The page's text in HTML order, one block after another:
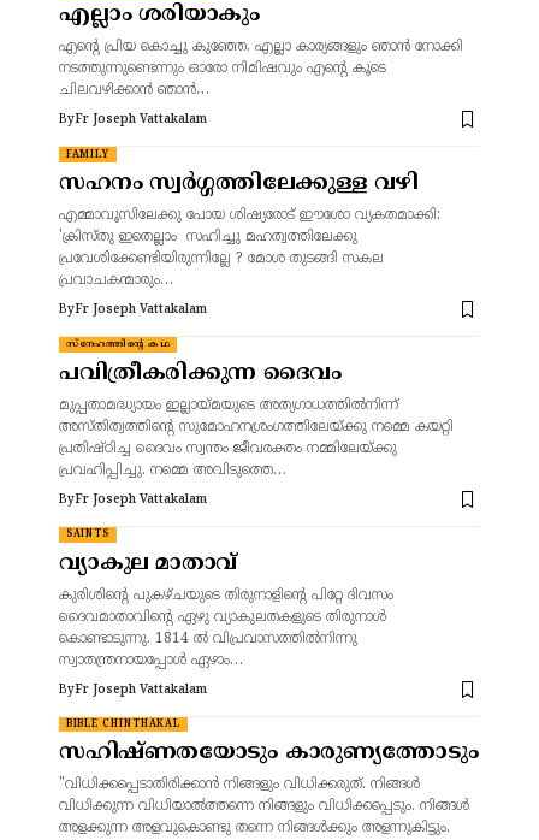
എല്ലാം ശരിയാകും
എന്റെ പ്രിയ കൊച്ചു കുഞ്ഞേ, എല്ലാ കാര്യങ്ങളും ഞാൻ നോക്കി
നടത്തുന്നുണ്ടെന്നും ഓരോ നിമിഷവും എന്റെ കൂടെ
ചിലവഴിക്കാൻ ഞാൻ…
ByFr Joseph Vattakalam
FAMILY
സഹനം സ്വർഗ്ഗത്തിലേക്കുള്ള വഴി
എമ്മാവൂസിലേക്കു പോയ ശിഷ്യരോട് ഈശോ വ്യകതമാക്കി:
'ക്രിസ്തു ഇതെല്ലാം സഹിച്ചു മഹത്വത്തിലേക്കു
പ്രവേശിക്കേണ്ടിയിരുന്നില്ലേ ? മോശ തുടങ്ങി സകല
പ്രവാചകന്മാരും…
ByFr Joseph Vattakalam
സ്നേഹത്തിന്റെ കഥ
പവിത്രീകരിക്കുന്ന ദൈവം
മുപ്പതാമദ്ധ്യായം ഇല്ലായ്മയുടെ അത്യഗാധത്തിൽനിന്ന്
അസ്തിത്വത്തിന്റെ സുമോഹനശ്രംഗത്തിലേയ്ക്കു നമ്മെ കയറ്റി
പ്രതിഷ്ഠിച്ച ദൈവം സ്വന്തം ജീവരക്തം നമ്മിലേയ്ക്കു
പ്രവഹിപ്പിച്ചു. നമ്മെ അവിടുത്തെ…
ByFr Joseph Vattakalam
SAINTS
വ്യാകുല മാതാവ്
കുരിശിന്റെ പുകഴ്ചയുടെ തിരുനാളിന്റെ പിറ്റേ ദിവസം
ദൈവമാതാവിന്റെ ഏഴു വ്യാകുലതകളുടെ തിരുനാൾ
കൊണ്ടാടുന്നു. 1814 ൽ വിപ്രവാസത്തിൽനിന്നു
സ്വാതന്ത്രനായപ്പോൾ ഏഴാം…
ByFr Joseph Vattakalam
BIBLE CHINTHAKAL
സഹിഷ്ണതയോടും കാരുണ്യത്തോടും
"വിധിക്കപ്പെടാതിരിക്കാന്‍ നിങ്ങളും വിധിക്കരുത്‌. നിങ്ങള്‍
വിധിക്കുന്ന വിധിയാല്‍ത്തന്നെ നിങ്ങളും വിധിക്കപ്പെടും. നിങ്ങള്‍
അളക്കുന്ന അളവുകൊണ്ടു തന്നെ നിങ്ങള്‍ക്കും അളന്നുകിട്ടും.